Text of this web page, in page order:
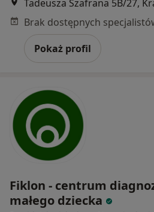
Tadeusza Szafrana 5B/27,
Pokaż profil
Fiklon - centrum
małego dziecka